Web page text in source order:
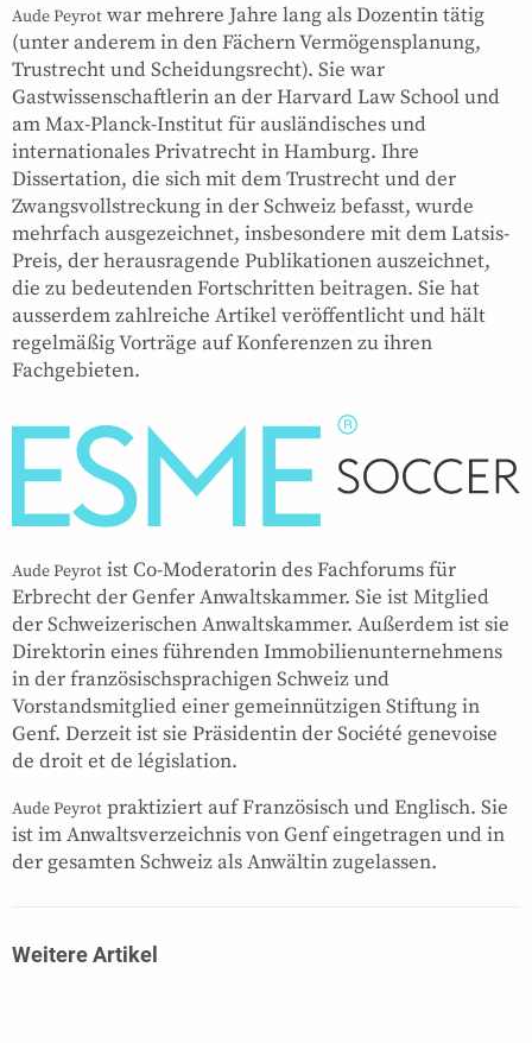
Aude Peyrot war mehrere Jahre lang als Dozentin tätig
(unter anderem in den Fächern Vermögensplanung,
Trustrecht und Scheidungsrecht). Sie war
Gastwissenschaftlerin an der Harvard Law School und
am Max-Planck-Institut für ausländisches und
internationales Privatrecht in Hamburg. Ihre
Dissertation, die sich mit dem Trustrecht und der
Zwangsvollstreckung in der Schweiz befasst, wurde
mehrfach ausgezeichnet, insbesondere mit dem Latsis-
Preis, der herausragende Publikationen auszeichnet,
die zu bedeutenden Fortschritten beitragen. Sie hat
ausserdem zahlreiche Artikel veröffentlicht und hält
regelmäßig Vorträge auf Konferenzen zu ihren
Fachgebieten.
Aude Peyrot ist Co-Moderatorin des Fachforums für
Erbrecht der Genfer Anwaltskammer. Sie ist Mitglied
der Schweizerischen Anwaltskammer. Außerdem ist sie
Direktorin eines führenden Immobilienunternehmens
in der französischsprachigen Schweiz und
Vorstandsmitglied einer gemeinnützigen Stiftung in
Genf. Derzeit ist sie Präsidentin der Société genevoise
de droit et de législation.
Aude Peyrot praktiziert auf Französisch und Englisch. Sie
ist im Anwaltsverzeichnis von Genf eingetragen und in
der gesamten Schweiz als Anwältin zugelassen.
Weitere Artikel